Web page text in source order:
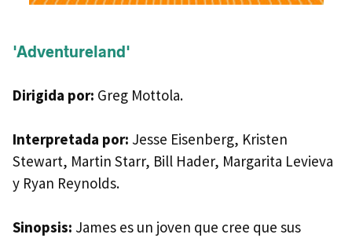
'Adventureland'
Dirigida por: Greg Mottola.
Interpretada por: Jesse Eisenberg, Kristen
Stewart, Martin Starr, Bill Hader, Margarita Levieva
y Ryan Reynolds.
Sinopsis: James es un joven que cree que sus